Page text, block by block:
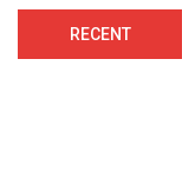
RECENT